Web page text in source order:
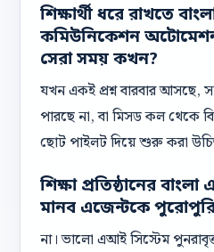
শিক্ষার্থী ধরে রাখতে
কমিউনিকেশন
সেরা সময় কখন?
যখন একই প্রশ্ন বারবার আসছে,
পারছে না, বা মিসড কল থেকে
ছোট পাইলট দিয়ে শুরু করা
শিক্ষা প্রতিষ্ঠানের
মানব এজেন্টকে
না। ভালো এআই সিস্টেম